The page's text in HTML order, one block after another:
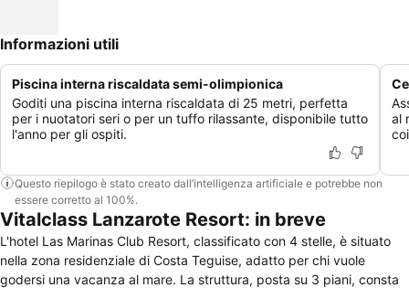
Informazioni utili
Piscina interna riscaldata semi-olimpionica
Goditi una piscina interna riscaldata di 25 metri, perfetta
per i nuotatori seri o per un tuffo rilassante, disponibile tutto
l'anno per gli ospiti.
al
Questo riepilogo è stato creato dall’intelligenza artificiale e potrebbe non
essere corretto al 100%.
Vitalclass Lanzarote Resort: in breve
L'hotel Las Marinas Club Resort, classificato con 4 stelle, è situato
nella zona residenziale di Costa Teguise, adatto per chi vuole
godersi una vacanza al mare. La struttura, posta su 3 piani, consta